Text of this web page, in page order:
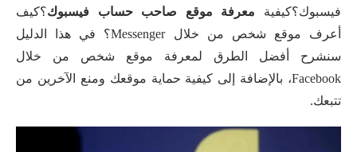
فيسبوك؟كيفية معرفة موقع صاحب حساب فيسبوك؟كيف
أعرف موقع شخص من خلال Messenger؟ في هذا الدليل
سنشرح أفضل الطرق لمعرفة موقع شخص من خلال
Facebook، بالإضافة إلى كيفية حماية موقعك ومنع الآخرين من
تتبعك.